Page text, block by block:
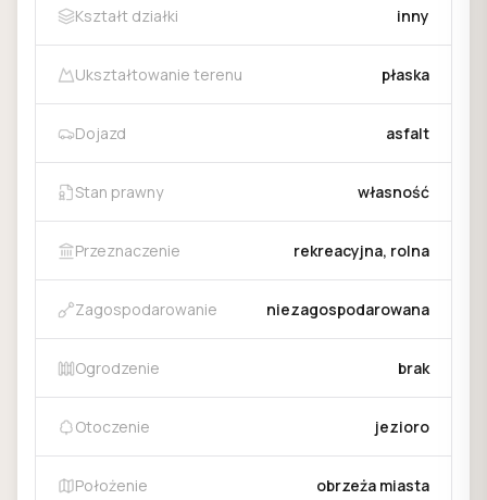
Kształt działki inny
Ukształtowanie terenu płaska
Dojazd asfalt
Stan prawny własność
Przeznaczenie rekreacyjna, rolna
Zagospodarowanie niezagospodarowana
Ogrodzenie brak
Otoczenie jezioro
Położenie obrzeża miasta